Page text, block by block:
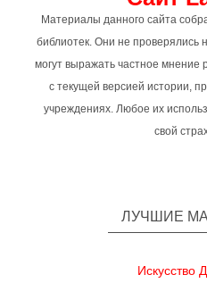
Материалы данного сайта
библиотек. Они не проверялись
могут выражать частное мнение
с текущей версией истории,
учреждениях. Любое их
свой
ЛУЧШИЕ
Искусство